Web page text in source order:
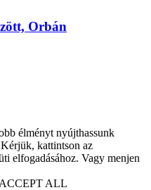
Orbán
élményt nyújthassunk
kattintson az
elfogadásához. Vagy menjen
ACCEPT ALL